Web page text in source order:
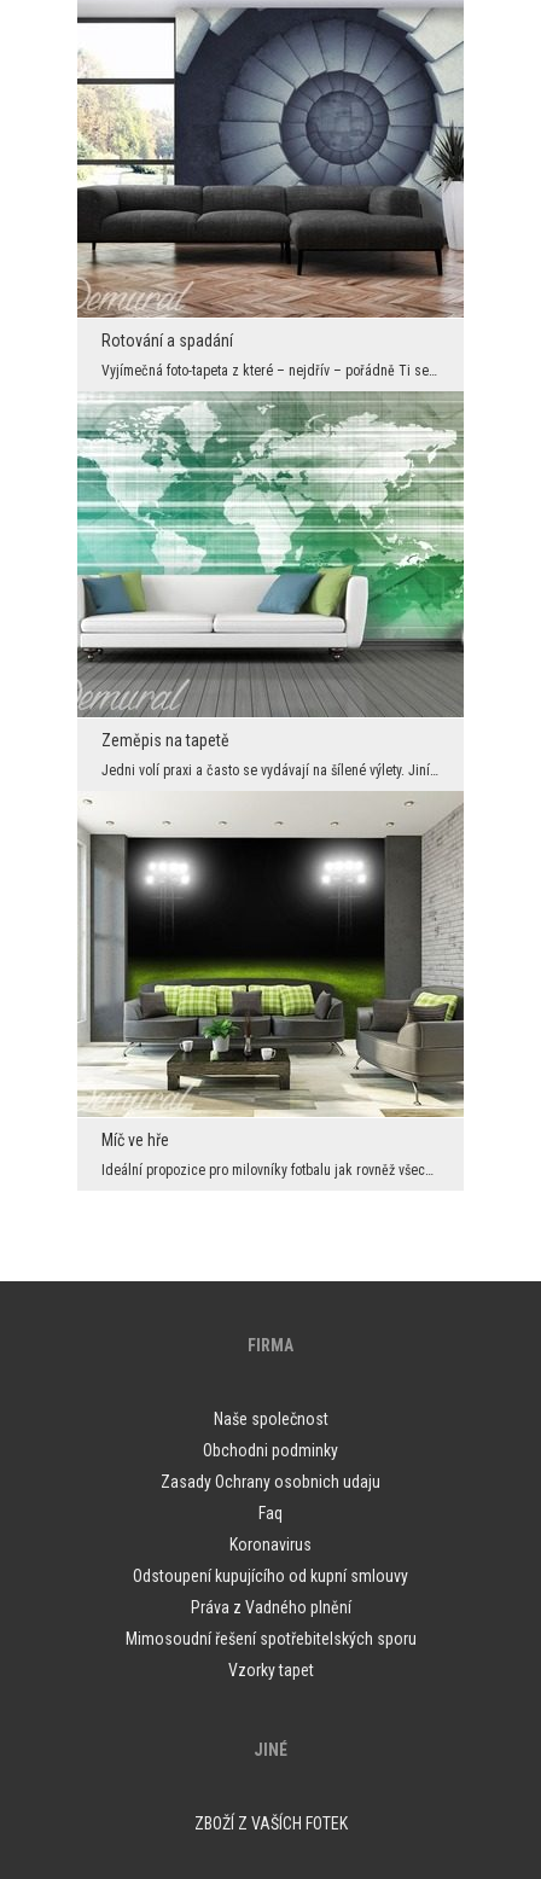
Rotování a spadání
Vyjímečná foto-tapeta z které – nejdřív – pořádně Ti se zatočí hlava, a která (na konec) nás vtáh...
Zeměpis na tapetě
Jedni volí praxi a často se vydávají na šílené výlety. Jiní zase dávají přednost teorii – sedíc v...
Míč ve hře
Ideální propozice pro milovníky fotbalu jak rovněž všechny milovníky novodobých, neobvyklých dopl...
FIRMA
Naše společnost
Obchodni podminky
Zasady Ochrany osobnich udaju
Faq
Koronavirus
Odstoupení kupujícího od kupní smlouvy
Práva z Vadného plnění
Mimosoudní řešení spotřebitelských sporu
Vzorky tapet
JINÉ
ZBOŽÍ Z VAŠÍCH FOTEK